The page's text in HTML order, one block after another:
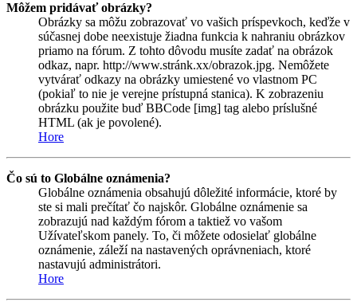
Môžem pridávať obrázky?
Obrázky sa môžu zobrazovať vo vašich príspevkoch, keďže v
súčasnej dobe neexistuje žiadna funkcia k nahraniu obrázkov
priamo na fórum. Z tohto dôvodu musíte zadať na obrázok
odkaz, napr. http://www.stránk.xx/obrazok.jpg. Nemôžete
vytvárať odkazy na obrázky umiestené vo vlastnom PC
(pokiaľ to nie je verejne prístupná stanica). K zobrazeniu
obrázku použite buď BBCode [img] tag alebo príslušné
HTML (ak je povolené).
Hore
Čo sú to Globálne oznámenia?
Globálne oznámenia obsahujú dôležité informácie, ktoré by
ste si mali prečítať čo najskôr. Globálne oznámenie sa
zobrazujú nad každým fórom a taktiež vo vašom
Užívateľskom panely. To, či môžete odosielať globálne
oznámenie, záleží na nastavených oprávneniach, ktoré
nastavujú administrátori.
Hore